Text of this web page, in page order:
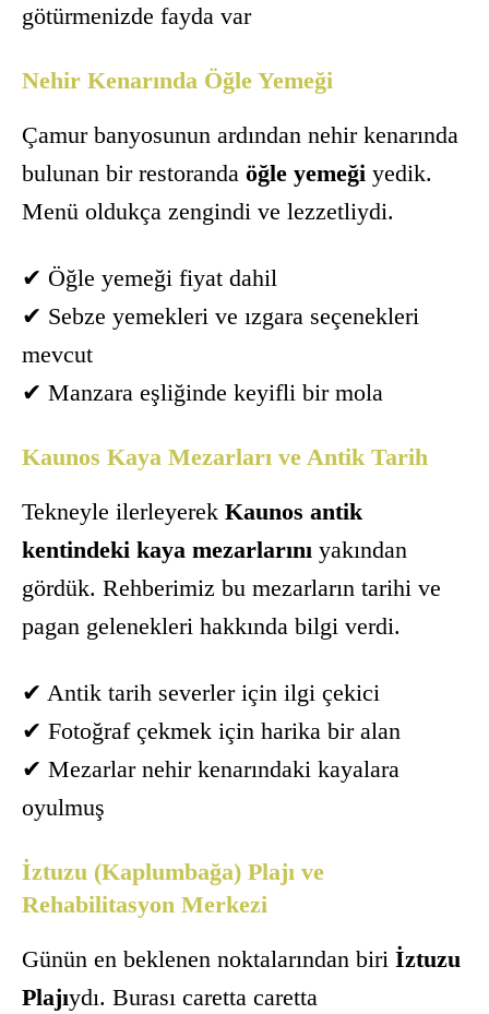
götürmenizde fayda var
Nehir Kenarında Öğle Yemeği
Çamur banyosunun ardından nehir kenarında
bulunan bir restoranda öğle yemeği yedik.
Menü oldukça zengindi ve lezzetliydi.
✔ Öğle yemeği fiyat dahil
✔ Sebze yemekleri ve ızgara seçenekleri
mevcut
✔ Manzara eşliğinde keyifli bir mola
Kaunos Kaya Mezarları ve Antik Tarih
Tekneyle ilerleyerek Kaunos antik
kentindeki kaya mezarlarını yakından
gördük. Rehberimiz bu mezarların tarihi ve
pagan gelenekleri hakkında bilgi verdi.
✔ Antik tarih severler için ilgi çekici
✔ Fotoğraf çekmek için harika bir alan
✔ Mezarlar nehir kenarındaki kayalara
oyulmuş
İztuzu (Kaplumbağa) Plajı ve
Rehabilitasyon Merkezi
Günün en beklenen noktalarından biri İztuzu
Plajıydı. Burası caretta caretta